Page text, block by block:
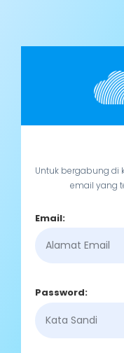
Untuk bergabung di
email yang
Email:
Password: